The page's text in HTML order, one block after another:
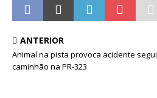
ANTERIOR
Animal na pista provoca acidente
caminhão na PR-323